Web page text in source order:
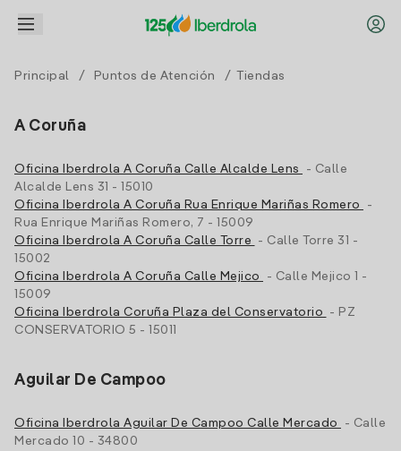
Principal / Puntos de Atención / Tiendas
A Coruña
Oficina Iberdrola A Coruña Calle Alcalde Lens
- Calle
Alcalde Lens 31 - 15010
Oficina Iberdrola A Coruña Rua Enrique Mariñas Romero
-
Rua Enrique Mariñas Romero, 7 - 15009
Oficina Iberdrola A Coruña Calle Torre
- Calle Torre 31 -
15002
Oficina Iberdrola A Coruña Calle Mejico
- Calle Mejico 1 -
15009
Oficina Iberdrola Coruña Plaza del Conservatorio
- PZ
CONSERVATORIO 5 - 15011
Aguilar De Campoo
Oficina Iberdrola Aguilar De Campoo Calle Mercado
- Calle
Mercado 10 - 34800